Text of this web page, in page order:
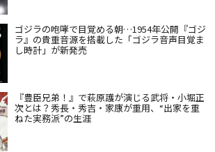
ゴジラの咆哮で目覚める朝…1954年公開『ゴジ
ラ』の貴重音源を搭載した「ゴジラ音声目覚ま
し時計」が新発売
『豊臣兄弟！』で萩原護が演じる武将・小堀正
次とは？秀長・秀吉・家康が重用、“出家を重
ねた実務派”の生涯